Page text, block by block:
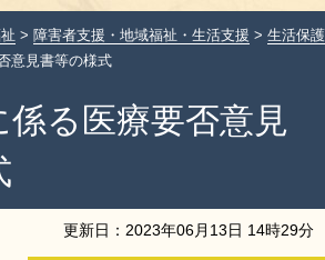
ト
ネス
> 障害者支援・地域福祉・生活支援 > 生活保護
意見書等の様式
係る医療要否意見
更新日： 2023年06月 13日 14時29分